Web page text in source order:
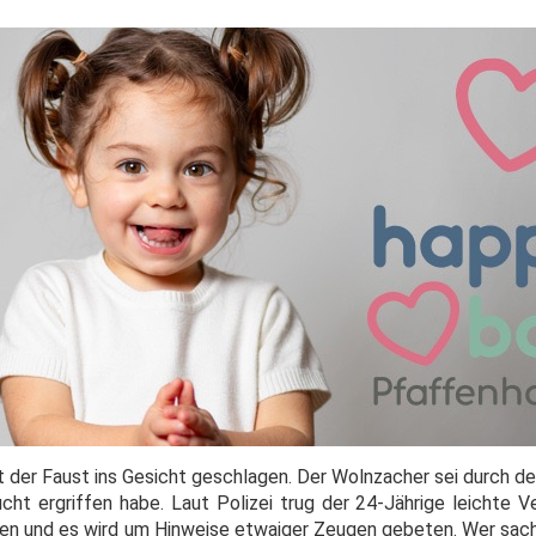
Faust ins Gesicht geschlagen. Der Wolnzacher sei durch
ergriffen habe. Laut Polizei trug der 24-Jährige leichte
und es wird um Hinweise etwaiger Zeugen gebeten. Wer